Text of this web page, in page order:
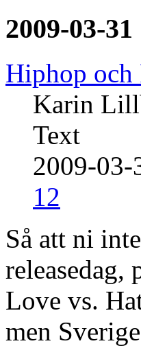
2009-03-31
Hiphop
Karin
Text
2009-03-
12
Så att ni
releasedag,
Love vs.
men